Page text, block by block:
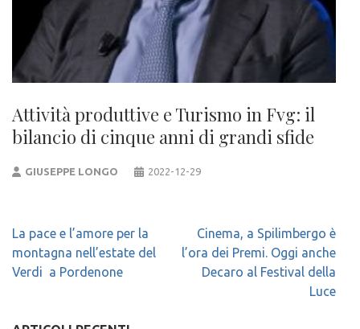
Attività produttive e Turismo in Fvg: il
bilancio di cinque anni di grandi sfide
GIUSEPPE LONGO 2022-12-29
Navigazione
articoli
La pace e l’amore per la
montagna nell’estate del
Verdi a Pordenone
Cinema, a Spilimbergo è
l’ora dei Premi. Oggi anche
Decaro al Festival della
Luce